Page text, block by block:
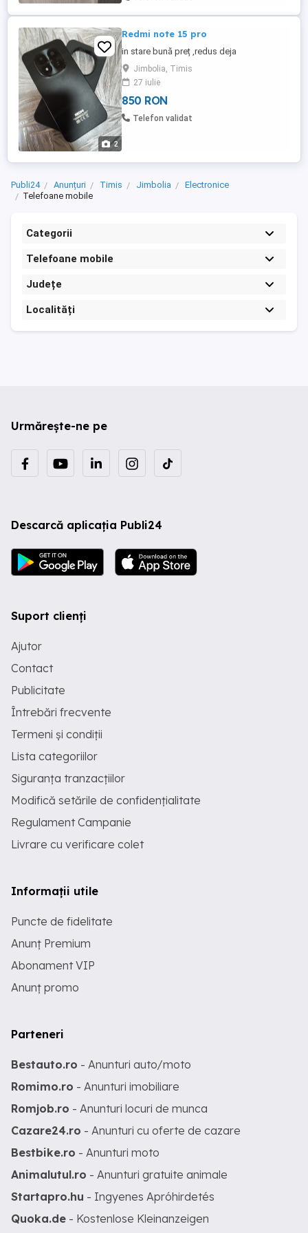
2
Redmi note 15 pro
in stare bună preț ,redus deja
Jimbolia, Timis
27 iulie
850 RON
Telefon validat
Publi24 Anunțuri Timis Jimbolia
Electronice
Telefoane mobile
Categorii
Telefoane mobile
Județe
Localități
Urmărește-ne pe
Descarcă aplicația Publi24
Suport clienți
Ajutor
Contact
Publicitate
Întrebări frecvente
Termeni și condiții
Lista categoriilor
Siguranța tranzacțiilor
Modifică setările de confidențialitate
Regulament Campanie
Livrare cu verificare colet
Informații utile
Puncte de fidelitate
Anunț Premium
Abonament VIP
Anunț promo
Parteneri
Bestauto.ro - Anunturi auto/moto
Romimo.ro - Anunturi imobiliare
Romjob.ro - Anunturi locuri de munca
Cazare24.ro - Anunturi cu oferte de cazare
Bestbike.ro - Anunturi moto
Animalutul.ro - Anunturi gratuite animale
Startapro.hu - Ingyenes Apróhirdetés
Quoka.de - Kostenlose Kleinanzeigen